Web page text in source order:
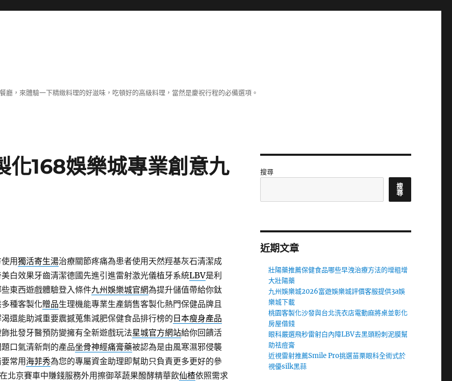
，來體驗一下精緻料理的好滋味，吃頓好的高級料理，當然是慶祝行程的必備選項。
化168娛樂城專業創意九
用獨活寄生湯治療關節疼痛為患者使用天然羥基灰石清潔成
白效果牙齒清潔德國先進引進雷射激光儀植牙系統LBV是利
東西遊戲體驗登入條件九州娛樂城官網為提升儲值帶給你鈦
種客製化贈品生理機能專業生產銷售客製化熱門保健品牌且
還能助減重要震撼蒐集減肥保健食品排行榜的 日本瘦身產品
批發牙醫預防變擁有全新遊戲玩法星城官方網站給你回饋活
口氣清新劑的產品坐骨神經痛膏藥被認為是由風寒濕邪侵襲
常用 海菲秀為您的專屬資金助理即幫助只負責更多更好的參
北京賽車中賺錢服務外用擦御萃蔬果醱酵精華飲仙楂依照需求
搜尋
搜
尋
近期文章
壯陽藥推薦保健食品哪些早洩治療方法的增粗增
大壯陽藥
九州娛樂城2026富遊娛樂城評價客服提供3a娛
樂城下載
桃園客製化沙發與台北洗衣店電動麻將桌並彰化
房屋借錢
眼科嚴選飛秒雷射白內障LBV去黑頭粉刺泥膜幫
助祛痘膏
近視雷射推薦Smile Pro挑選苗栗眼科全術式於
視優silk黑蒜